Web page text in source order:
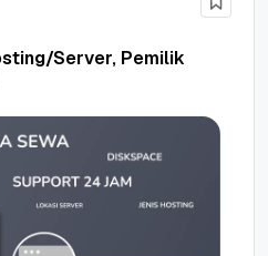
Server, Pemilik